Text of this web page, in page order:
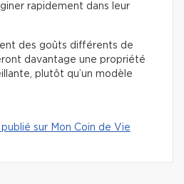
rapidement dans leur
des goûts différents de
davantage une propriété
plutôt qu’un modèle
sur Mon Coin de Vie